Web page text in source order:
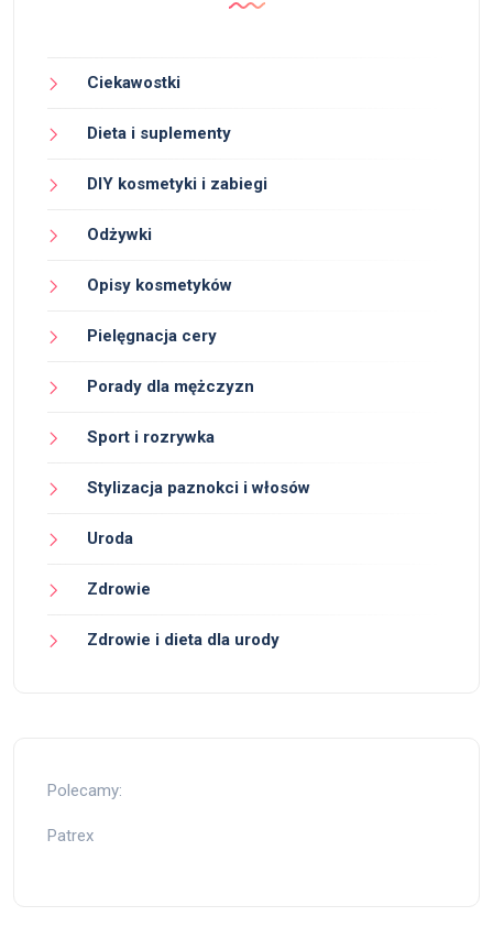
Ciekawostki
Dieta i suplementy
DIY kosmetyki i zabiegi
Odżywki
Opisy kosmetyków
Pielęgnacja cery
Porady dla mężczyzn
Sport i rozrywka
Stylizacja paznokci i włosów
Uroda
Zdrowie
Zdrowie i dieta dla urody
Polecamy:
Patrex